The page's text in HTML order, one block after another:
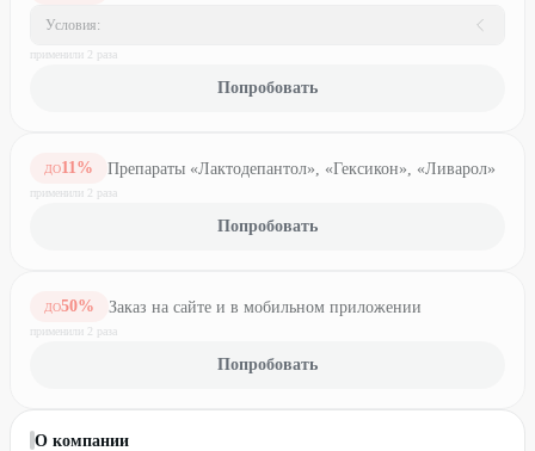
Условия:
применили 2 раз а
Попробовать
ДО11 % Препараты «Лактодепантол», «Гексикон», «Ливарол»
применили 2 раз а
Попробовать
ДО50% Заказ на сайте и в мобильном приложении
применили 2 раз а
Попробовать
О компании